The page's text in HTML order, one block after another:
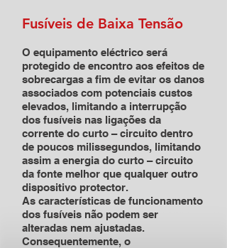
Fusíveis de Baixa Tensão
O equipamento eléctrico será
protegido de encontro aos efeitos de
sobrecargas a fim de evitar os danos
associados com potenciais custos
elevados, limitando a interrupção
dos fusíveis nas ligações da
corrente do curto – circuito dentro
de poucos milissegundos, limitando
assim a energia do curto – circuito
da fonte melhor que qualquer outro
dispositivo protector.
As características de funcionamento
dos fusíveis não podem ser
alteradas nem ajustadas.
Consequentemente, o